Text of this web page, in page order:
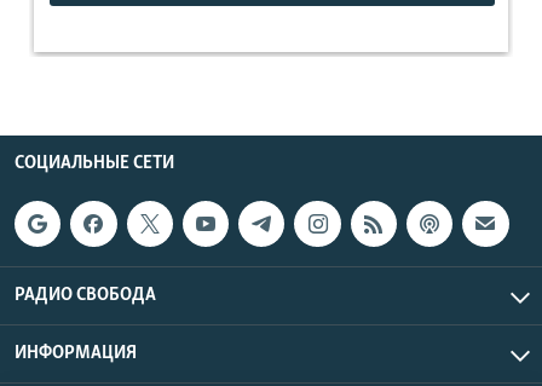
СОЦИАЛЬНЫЕ СЕТИ
РАДИО СВОБОДА
ИНФОРМАЦИЯ